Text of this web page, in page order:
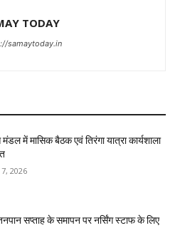
TODAY
samaytoday.in
मंडल में मासिक बैठक एवं तिरंगा यात्रा कार्यशाला
2026
सप्ताह के समापन पर नर्सिंग स्टाफ के लिए